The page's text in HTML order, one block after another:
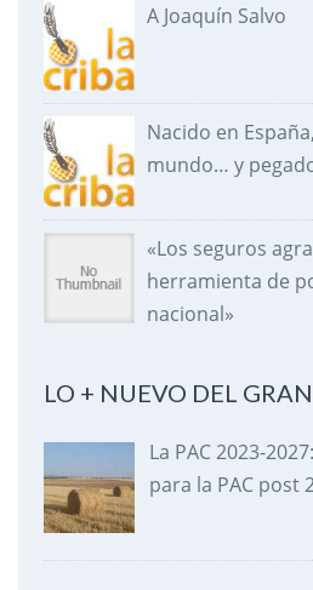
A Joaquín Salvo
Nacido en
mundo… y
«Los seguros
herramienta de
nacional»
LO + NUEVO DEL
La PAC 2023-
para la PAC post